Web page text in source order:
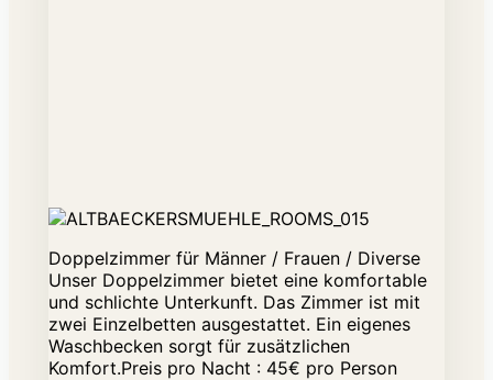
Doppelzimmer für Männer / Frauen / Diverse
Unser Doppelzimmer bietet eine komfortable
und schlichte Unterkunft. Das Zimmer ist mit
zwei Einzelbetten ausgestattet. Ein eigenes
Waschbecken sorgt für zusätzlichen
Komfort.Preis pro Nacht : 45€ pro Person